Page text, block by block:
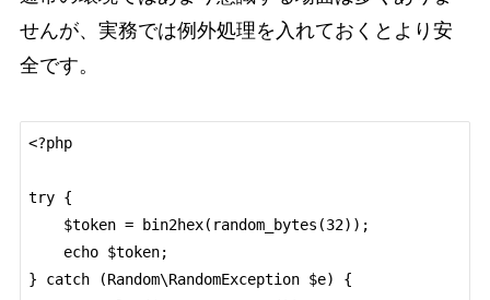
せんが、実務では例外処理を入れておくとより安
全です。
<?php
try {
} catch (Random\RandomException $e) {